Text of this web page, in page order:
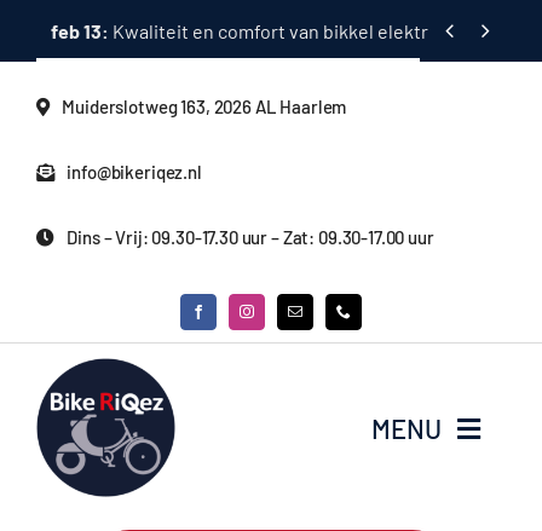
naar
feb 13: Kwaliteit en comfort van bikkel elektrische fietsen
 
Muiderslotweg 163, 2026 AL Haarlem
info@bikeriqez.nl
Dins – Vrij: 09.30-17.30 uur – Zat: 09.30-17.00 uur
MENU